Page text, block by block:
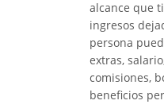
alcance que
ingresos
persona
extras,
comisiones,
beneficios